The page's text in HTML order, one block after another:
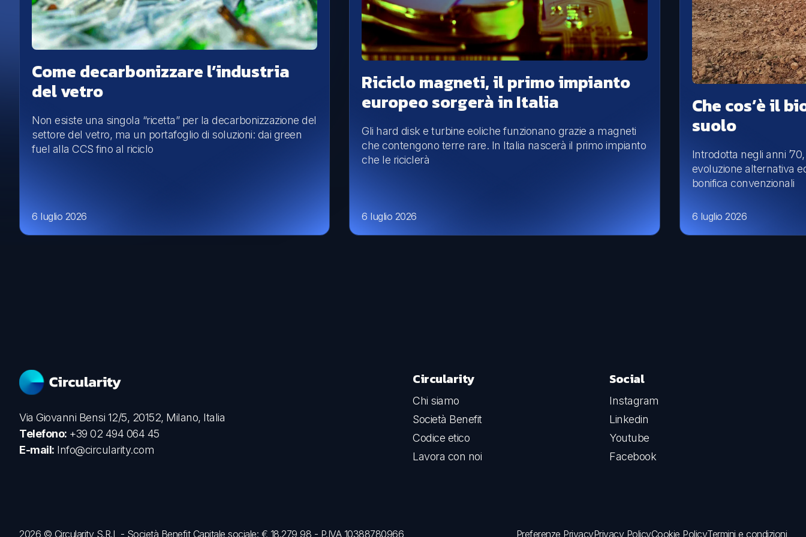
Come decarbonizzare l’industria
del vetro
Non esiste una singola “ricetta” per la decarbonizzazione del
settore del vetro, ma un portafoglio di soluzioni: dai green
fuel alla CCS fino al riciclo
6 luglio 2026
Riciclo magneti, il primo impianto
europeo sorgerà in Italia
Gli hard disk e turbine eoliche funzionano grazie a magneti
che contengono terre rare. In Italia nascerà il primo impianto
che le riciclerà
6 luglio 2026
Che cos’è il
suolo
Introdotta negli anni
evoluzione alternativa
bonifica convenzionali
6 luglio 2026
Via Giovanni Bensi 12/5, 20152, Milano, Italia
Telefono:
+39 02 494 064 45
E-mail: Info@circularity.com
Circularity
Chi siamo
Società Benefit
Codice etico
Lavora con noi
Social
Instagram
Linkedin
Youtube
Facebook
2026 © Circularity S.R.L - Società Benefit Capitale sociale: € 18.279,98 - P.IVA 10388780966 Preferenze Privacy Privacy Policy Cookie Policy Termini e condizioni